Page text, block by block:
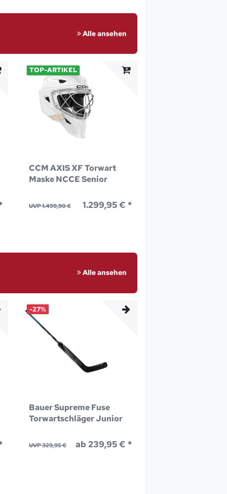
Alle ansehen
TOP-ARTIKEL
CCM AXIS XF Torwart
Maske NCCE Senior
UVP 1.499,90 € 1.299,95 € *
Alle ansehen
-27%
Bauer Supreme Fuse
Torwartschläger Junior
UVP 329,95 € ab 239,95 € *